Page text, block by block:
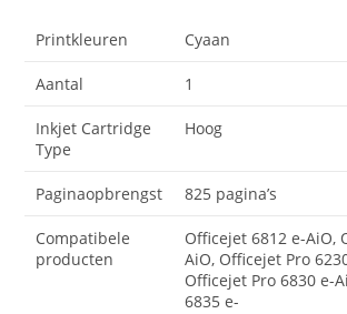
Printkleuren Cyaan
Aantal 1
Inkjet Cartridge
Type
Hoog
Paginaopbrengst 825 pagina’s
Compatibele
producten
Officejet 6812 e-AiO,
AiO, Officejet Pro
Officejet Pro 6830 e-
6835 e-